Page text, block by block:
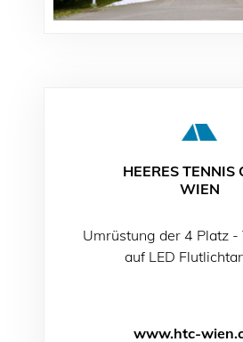
HEERES TENNIS
WIEN
Umrüstung der 4 Platz -
auf LED
www.htc-